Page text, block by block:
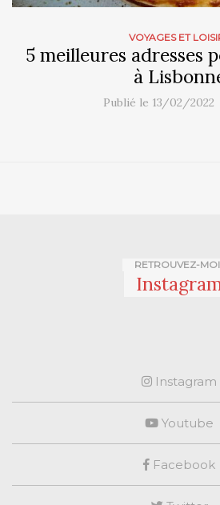
VOYAGES ET
5 meilleures adresses
à
Publié le 13/02/2022
RETROUVEZ-
Instagram
Youtube
Facebook